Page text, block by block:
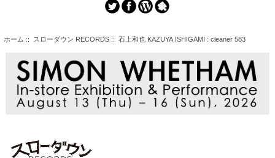
ホーム :: スローダウン RECORDS:: 石上和也 KAZUYA ISHIGAMI : cleaner 583